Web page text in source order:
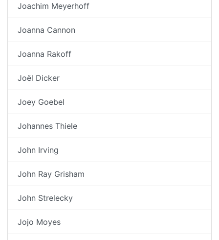
Joachim Meyerhoff
Joanna Cannon
Joanna Rakoff
Joël Dicker
Joey Goebel
Johannes Thiele
John Irving
John Ray Grisham
John Strelecky
Jojo Moyes